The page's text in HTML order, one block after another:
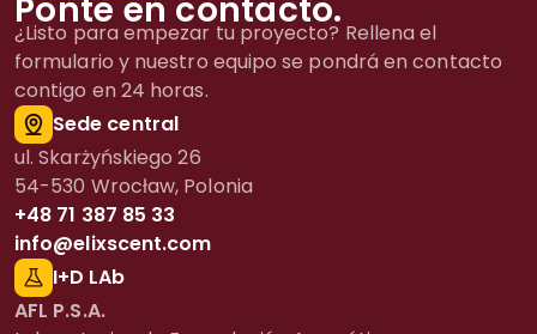
Ponte en contacto.
¿Listo para empezar tu proyecto? Rellena el
formulario y nuestro equipo se pondrá en contacto
contigo en 24 horas.
Sede central
ul. Skarżyńskiego 26
54-530 Wrocław, Polonia
+48 71 387 85 33
info@elixscent.com
I+D LAb
AFL P.S.A.